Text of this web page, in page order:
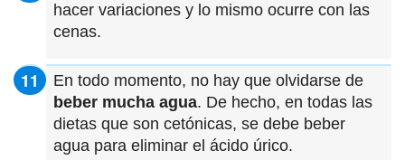
hacer variaciones y lo mismo ocurre con las
cenas.
En todo momento, no hay que olvidarse de
beber mucha agua. De hecho, en todas las
dietas que son cetónicas, se debe beber
agua para eliminar el ácido úrico.